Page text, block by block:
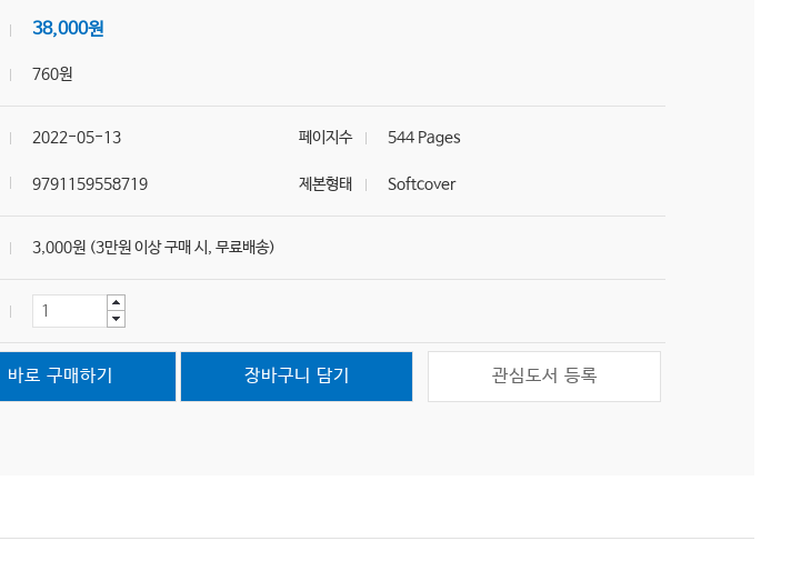
38,000원
760원
2022-05-13 페이지수 544 Pages
9791159558719 제본형태 Softcover
3,000원 (3만원 이상 구매 시, 무료배송)
바로 구매하기 장바구니 담기 관심도서 등록